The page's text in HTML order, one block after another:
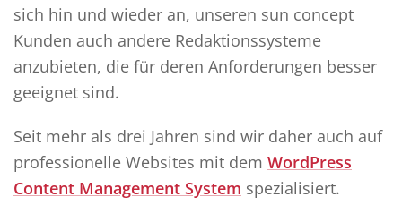
sich hin und wieder an, unseren sun concept
Kunden auch andere Redaktionssysteme
anzubieten, die für deren Anforderungen besser
geeignet sind.
Seit mehr als drei Jahren sind wir daher auch auf
professionelle Websites mit dem WordPress
Content Management System spezialisiert.